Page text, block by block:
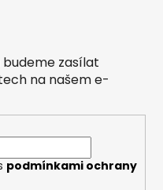
zasílat
na našem e-
podmínkami ochrany